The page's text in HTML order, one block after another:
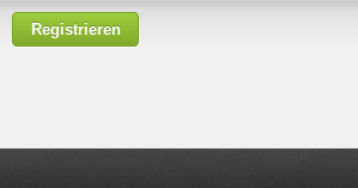
Registrieren